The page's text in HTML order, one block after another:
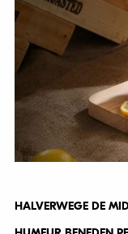
HALVERWEGE DE